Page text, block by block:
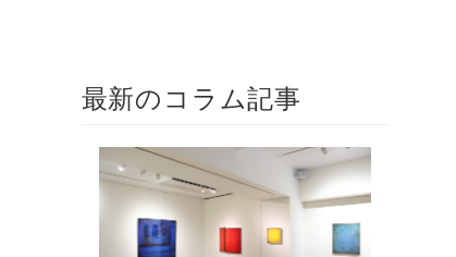
最新のコラム記事